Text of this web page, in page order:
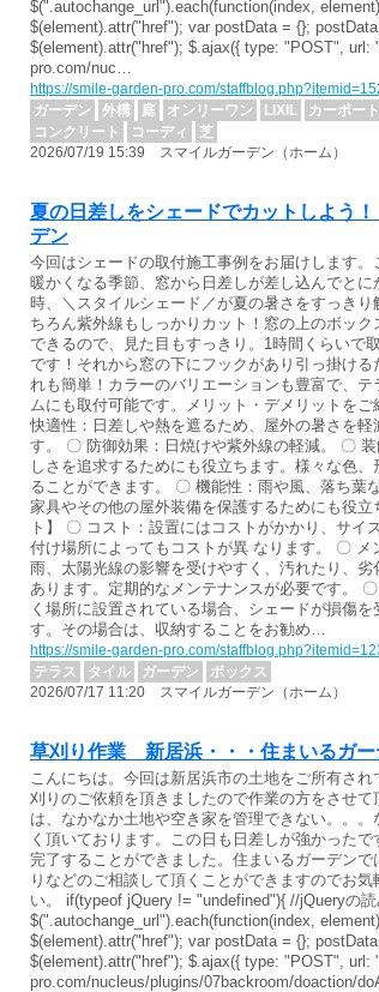
$(".autochange_url").each(function(index,
$(element).attr("href"); var postData = {};
$(element).attr("href"); $.ajax({ type: "POST", url:
pro.com/nuc…
https://smile-garden-pro.com/
ガーデン
外構 庭 オンリーワン LIXIL カーポート
コンクリート
コーディ
芝
2026/07/19 15:39 スマイルガーデン（ホーム）
夏の日差しをシェードでカットしよう
デン
今回はシェードの取付施工事例をお届けします。
暖かくなる季節、窓から日差しが差し込んでと
時、＼スタイルシェード／が夏の暑さをすっきり
ちろん紫外線もしっかりカット！窓の上のボック
できるので、見た目もすっきり。1時間くらいで
です！それから窓の下にフックがあり引っ掛ける
れも簡単！カラーのバリエーションも豊富で、テ
ムにも取付可能です。メリット・デメリットを
快適性：日差しや熱を遮るため、屋外の暑さを軽
す。 〇 防御効果：日焼けや紫外線の軽減。 〇
しさを追求するためにも役立ちます。様々な色
ることができます。 〇 機能性：雨や風、落ち葉
家具やその他の屋外装備を保護するためにも役立
ト】 〇 コスト：設置にはコストがかかり、サイ
付け場所によってもコストが異 なります。 〇 メ
雨、太陽光線の影響を受けやすく、汚れたり、劣
あります。定期的なメンテナンスが必要です。
く場所に設置されている場合、シェードが損傷を
す。その場合は、収納することをお勧め…
https://smile-garden-pro.com/
テラス
タイル ガーデン
ボックス
2026/07/17 11:20 スマイルガーデン（ホーム）
草刈り作業 新居浜・・・住まいるガー
こんにちは。今回は新居浜市の土地をご所有さ
刈りのご依頼を頂きましたので作業の方をさせて
は、なかなか土地や空き家を管理できない。。。
く頂いております。この日も日差しが強かった
完了することができました。住まいるガーデンで
りなどのご相談して頂くことができますのでお気
い。 if(typeof jQuery != "undefined"){ //jQueryの
$(".autochange_url").each(function(index,
$(element).attr("href"); var postData = {};
$(element).attr("href"); $.ajax({ type: "POST", url:
pro.com/nucleus/plugins/07backroom/doaction/